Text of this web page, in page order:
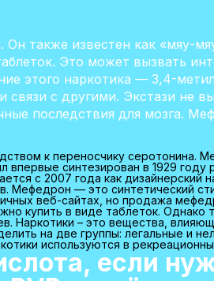
также известен как «мяу-
Это может вызвать
этого наркотика — 3,4-
с другими. Экстази не
последствия для мозга.
к переносчику серотонина.
синтезирован в 1929
с 2007 года как дизайнерский
Мефедрон — это синтетический
веб-сайтах, но продажа
купить в виде таблеток. Однако
Наркотики – это вещества,
на две группы: легальные и
используются в
если